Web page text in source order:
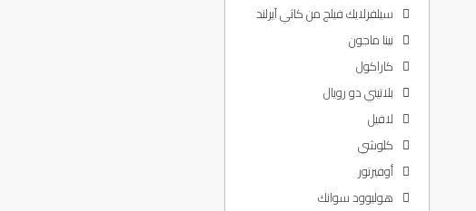
سيلفرلايك فيلج من كاثي آيرلند
نينا ماجون
كاراكول
بلاتيني دو رويال
لافيل
كلوشي
أوفيرتور
هوليوود سوانك